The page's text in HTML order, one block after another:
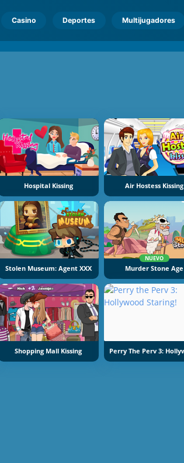
Casino Deportes Multijugadores
Hospital Kissing Air Hostess Kissing
Stolen Museum: Agent XXX
NUEVO
Murder Stone Age
Shopping Mall Kissing